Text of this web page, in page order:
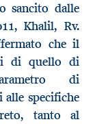
sancito dalle
Khalil, Rv.
che il
di quello di
di
alle specifiche
tanto al